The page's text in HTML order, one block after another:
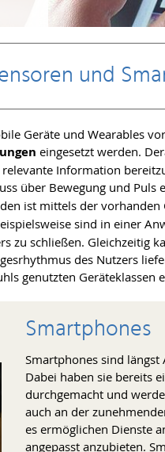
und
Geräte und Wearables
eingesetzt werden.
Information
über Bewegung und Puls
ist mittels der vorhanden
sind in einer
zu schließen. Gleichzeitig
des Nutzers
genutzten Geräteklassen
Smartphones
Smartphones sind längst
Dabei haben sie bereits
durchgemacht und
auch an der
es ermöglichen Dienste
angepasst anzubieten.